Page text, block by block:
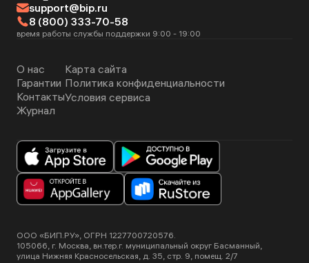
support@bip.ru
8 (800) 333-70-58
время работы службы поддержки 9:00 - 19:00
О нас
Гарантии
Контакты
Журнал
Карта сайта
Политика конфиденциальности
Условия сервиса
ООО «БИП.РУ», ОГРН 1227700720576.
105066, г. Москва, вн.тер.г. муниципальный округ Басманный,
улица Нижняя Красносельская, д. 35, стр. 9, помещ. 2/7